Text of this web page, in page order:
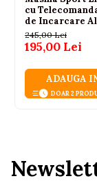
cu
de Incarcare
ANI+
245,00 Lei
195,00 Lei
ADAUGA
DOAR 2